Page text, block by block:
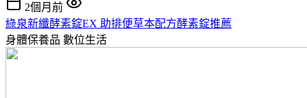
2個月前
綠泉新纖酵素錠EX 助排便草本配方酵素錠推薦
身體保養品 數位生活